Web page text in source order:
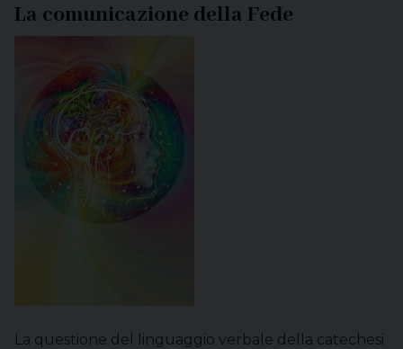
La comunicazione della Fede
La questione del linguaggio verbale della catechesi